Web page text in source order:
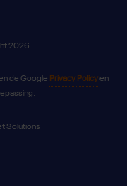
2026
de Google Privacy Policyen
Solutions